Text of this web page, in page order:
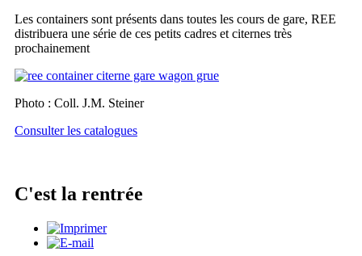
Les containers sont présents dans toutes les cours de gare, REE
distribuera une série de ces petits cadres et citernes très
prochainement
Photo : Coll. J.M. Steiner
Consulter les catalogues
C'est la rentrée